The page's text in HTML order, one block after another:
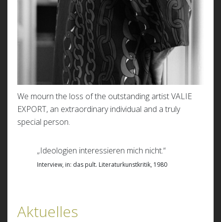
We mourn the loss of the outstanding artist VALIE
EXPORT, an extraordinary individual and a truly
special person.
„Ideologien interessieren mich nicht.“
Interview, in: das pult. Literaturkunstkritik, 1980
Aktuelles